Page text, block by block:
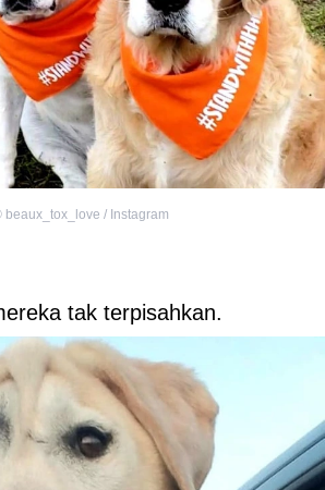
beaux_tox_love / Instagram
tak terpisahkan.